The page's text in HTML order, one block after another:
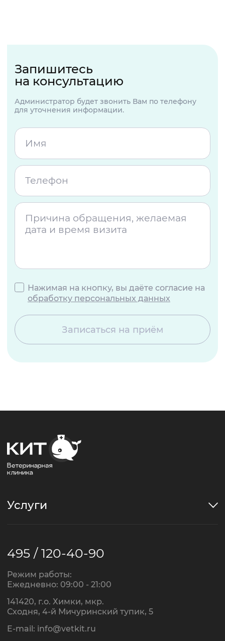
Запишитесь
на консультацию
Администратор будет звонить Вам по телефону
для уточнения информации.
Нажимая на кнопку, вы даёте согласие на
обработку персональных данных
Записаться на приём
495 / 120-40-90
Режим работы:
Ежедневно: 09:00 - 21:00
141420, г.о. Химки, мкр.
Сходня, 4-й Мичуринский тупик, 5
E-mail: info@vetkit.ru
Услуги